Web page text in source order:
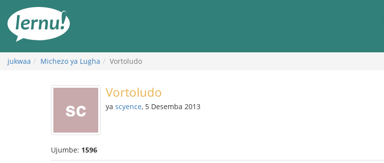
maudhui
jukwaa Michezo ya Lugha Vortoludo
Vortoludo
ya scyence, 5 Desemba 2013
Ujumbe: 1596